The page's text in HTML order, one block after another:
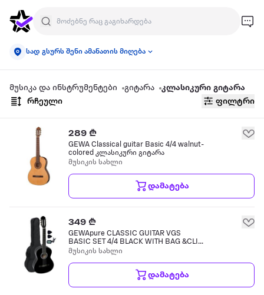
სად გსურს შენი ამანათის მიღება
მუსიკა და ინსტრუმენტები გიტარა
კლასიკური გიტარა
რჩეული
ფილტრი
289 ₾
GEWA Classical guitar Basic 4/4 walnut-
colored კლასიკური გიტარა
მუსიკის სახლი
დამატება
349 ₾
GEWApure CLASSIC GUITAR VGS
BASIC SET 4/4 BLACK WITH BAG &CLIP
კლასიკური გიტარა
მუსიკის სახლი
დამატება